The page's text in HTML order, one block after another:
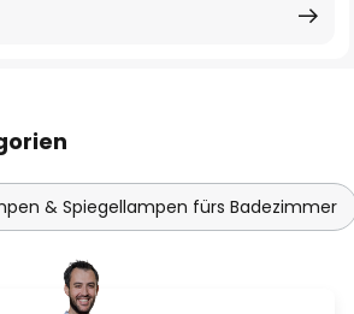
& Spiegellampen fürs Badezimmer